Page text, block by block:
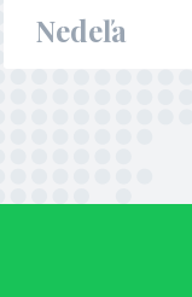
Nedeľa